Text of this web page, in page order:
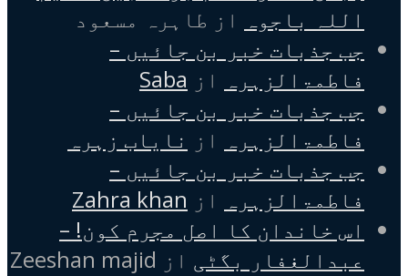
اللہ باجوہ از طاہرہ مسعود
جب جذبات خبر بن جائیں –
فاطمۃالزہرہ از Saba
جب جذبات خبر بن جائیں –
فاطمۃالزہرہ از نایاب زہرہ
جب جذبات خبر بن جائیں –
فاطمۃالزہرہ از Zahra khan
اس خاندان کا اصل مجرم کون! –
عبدالغفار بگٹی از Zeeshan majid